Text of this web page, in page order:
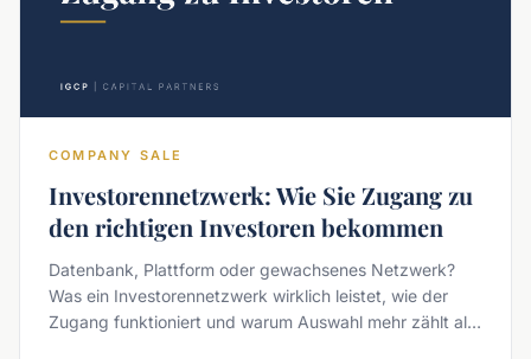
COMPANY SALE
Investorennetzwerk: Wie Sie Zugang zu
den richtigen Investoren bekommen
Datenbank, Plattform oder gewachsenes Netzwerk?
Was ein Investorennetzwerk wirklich leistet, wie der
Zugang funktioniert und warum Auswahl mehr zählt als